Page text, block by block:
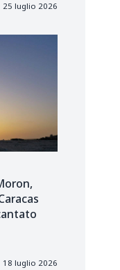
25 luglio 2026
18 luglio 2026